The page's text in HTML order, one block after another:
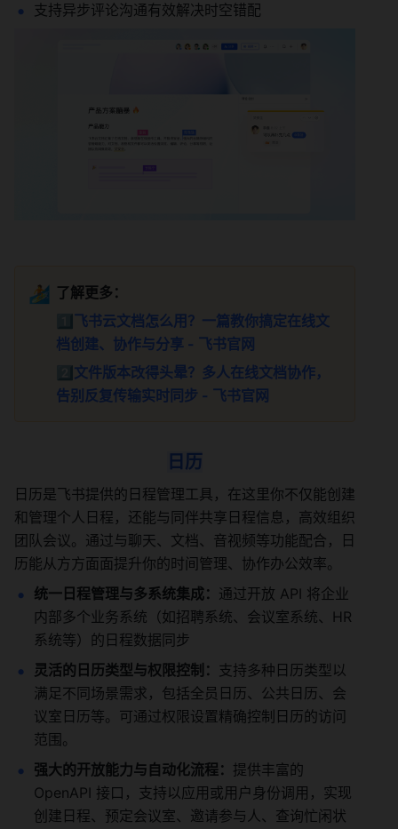
支持异步评论沟通有效解决时空错配
🏄 了解更多：
飞书云文档怎么用？一篇教你搞定在线文
档创建、协作与分享 - 飞书官网
文件版本改得头晕？多人在线文档协作，
告别反复传输实时同步 - 飞书官网
日历
日历是飞书提供的日程管理工具，在这里你不仅能创建
和管理个人日程，还能与同伴共享日程信息，高效组织
团队会议。通过与聊天、文档、音视频等功能配合，日
历能从方方面面提升你的时间管理、协作办公效率。
统一日程管理与多系统集成： 通过开放 API 将企业
内部多个业务系统（如招聘系统、会议室系统、HR
系统等）的日程数据同步
灵活的日历类型与权限控制： 支持多种日历类型以
满足不同场景需求，包括全员日历、公共日历、会
议室日历等。可通过权限设置精确控制日历的访问
范围。
强大的开放能力与自动化流程： 提供丰富的
OpenAPI 接口，支持以应用或用户身份调用，实现
创建日程、预定会议室、邀请参与人、查询忙闲状